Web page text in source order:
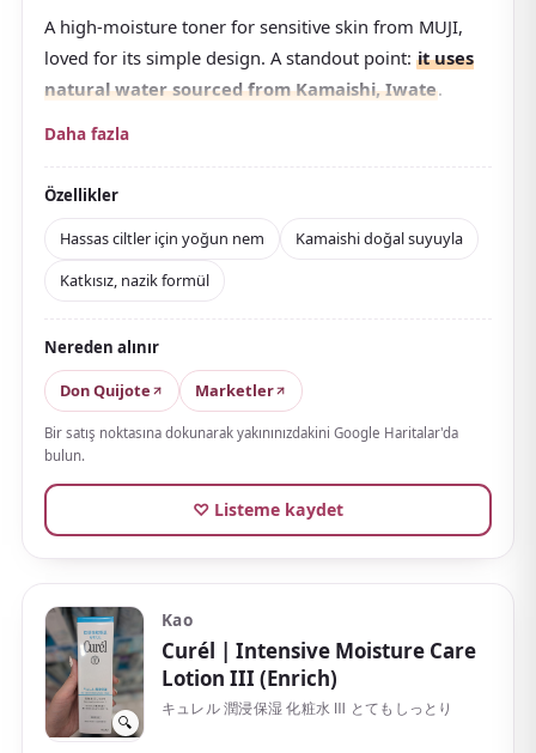
A high-moisture toner for sensitive skin from MUJI,
loved for its simple design. A standout point: it uses
natural water sourced from Kamaishi, Iwate.
After renewal, the formula sticks to 100% naturally
derived ingredients, with ceramide and five types of
amino acids that sensitive skin tends to lack. The
formula is fragrance-free, colorant-free, mineral-oil-
free, and alcohol-free — a thoroughly skin-friendly
design.
The texture is light and non-viscous, settling smoothly
into the skin. At an approachable starting price of 990
yen, with MUJI's signature minimalist packaging, it
also makes a thoughtful gift.
Daha fazla
Özellikler
Hassas ciltler için yoğun nem
Kamaishi doğal suyuyla
Katkısız, nazik formül
Nereden alınır
Don Quijote
Marketler
Bir satış noktasına dokunarak yakınınızdakini Google Haritalar'da
bulun.
♡ Listeme kaydet
🔍
Kao
Curél | Intensive Moisture Care
Lotion III (Enrich)
キュレル 潤浸保湿 化粧水 Ⅲ とてもしっとり